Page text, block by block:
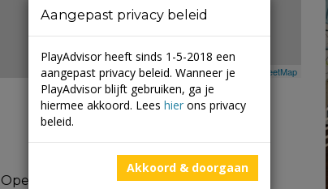
Leaflet | ©Mapbox © OpenStreetMap
Openingstijden
Aangepast privacy beleid
PlayAdvisor heeft sinds 1-5-2018 een
aangepast privacy beleid. Wanneer je
PlayAdvisor blijft gebruiken, ga je
hiermee akkoord. Lees hier ons privacy
beleid.
Akkoord & doorgaan